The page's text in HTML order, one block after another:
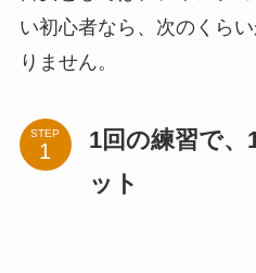
い初心者なら、次のくら
りません。
STEP
1回の練習で、
ット